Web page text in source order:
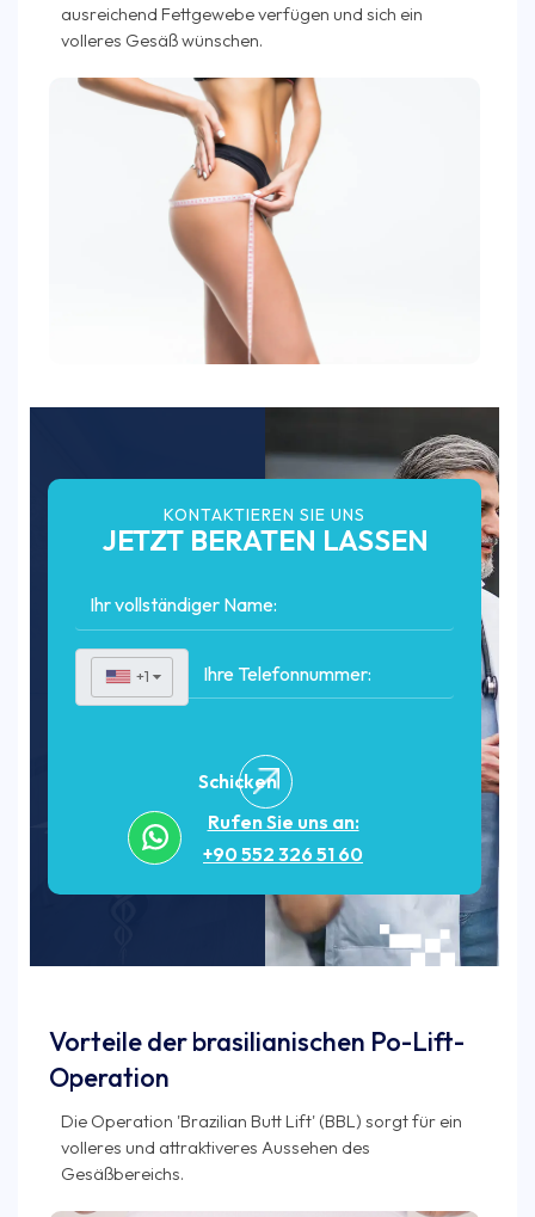
ausreichend Fettgewebe verfügen und sich ein
volleres Gesäß wünschen.
KONTAKTIEREN SIE UNS
JETZT BERATEN LASSEN
+1 ▼
Schicken
Rufen Sie uns an:
+90 552 326 51 60
Vorteile der brasilianischen Po-Lift-
Operation
Die Operation 'Brazilian Butt Lift' (BBL) sorgt für ein
volleres und attraktiveres Aussehen des
Gesäßbereichs.